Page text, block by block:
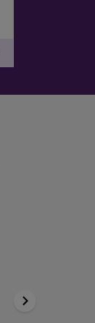
*Promoção válida de 01/